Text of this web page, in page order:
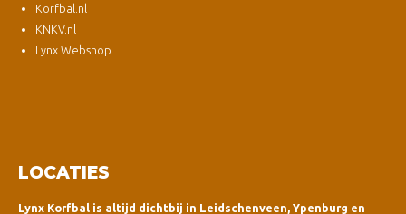
Korfbal.nl
KNKV.nl
Lynx Webshop
LOCATIES
Lynx Korfbal is altijd dichtbij in Leidschenveen, Ypenburg en